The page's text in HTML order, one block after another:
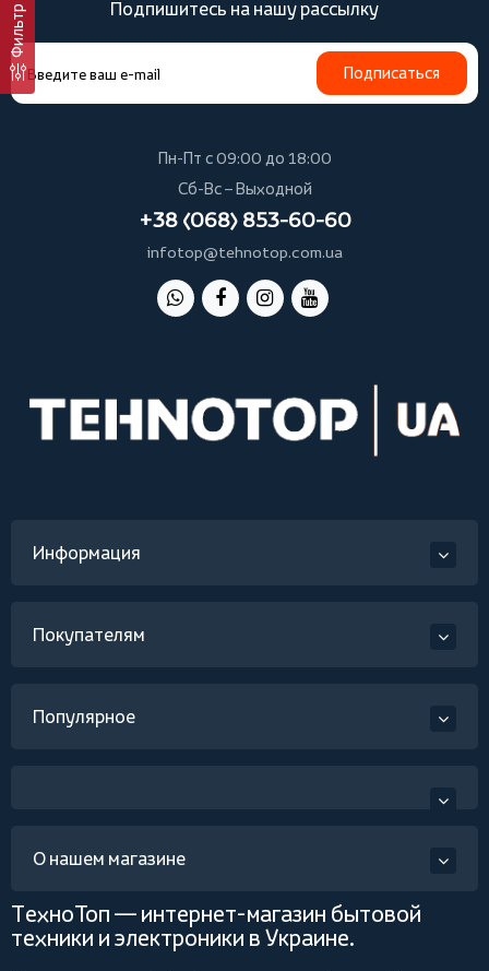
Фильтр Подпишитесь на нашу рассылку
Подписаться
Пн-Пт с 09:00 до 18:00
Сб-Вс – Выходной
+38 (068) 853-60-60
infotop@tehnotop.com.ua
Информация
Покупателям
Популярное
О нашем магазине
ТехноТоп — интернет-магазин бытовой
техники и электроники в Украине.